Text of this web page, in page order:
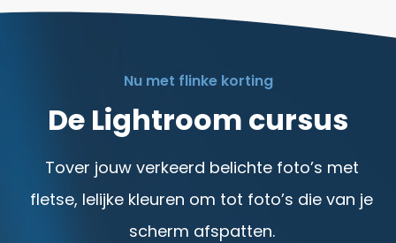
Nu met flinke korting
De Lightroom cursus
Tover jouw verkeerd belichte foto’s met
fletse, lelijke kleuren om tot foto’s die van je
scherm afspatten.